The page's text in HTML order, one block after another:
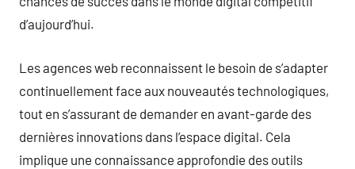
d’aujourd’hui.
Les agences web reconnaissent le besoin de s’adapter
continuellement face aux nouveautés technologiques,
tout en s’assurant de demander en avant-garde des
dernières innovations dans l’espace digital. Cela
implique une connaissance approfondie des outils